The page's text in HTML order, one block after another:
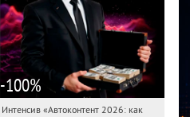
-100%
21:38:38 Получили:
Интенсив «Автоконтент 2026: как